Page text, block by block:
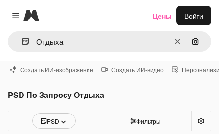
Close menu
Magnific
ОчиститьПоиск
Цены Войти
Создать ИИ-изображение Создать ИИ-видео
PSD По Запросу Отдыха
PSD Фильтры